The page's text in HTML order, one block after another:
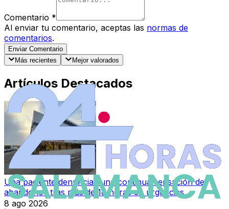
Comentario *
Al enviar tu comentario, aceptas las normas de
comentarios.
Enviar Comentario
Más recientes
Mejor valorados
Artículos Destacados
Una paciente denuncia "una continua sensación de
abandono" tras más de 18 horas en urgencias
8 ago 2026